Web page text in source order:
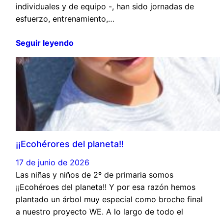
individuales y de equipo -, han sido jornadas de
esfuerzo, entrenamiento,…
Seguir leyendo
¡¡Ecohérores del planeta!!
17 de junio de 2026
Las niñas y niños de 2º de primaria somos
¡¡Ecohéroes del planeta!! Y por esa razón hemos
plantado un árbol muy especial como broche final
a nuestro proyecto WE. A lo largo de todo el